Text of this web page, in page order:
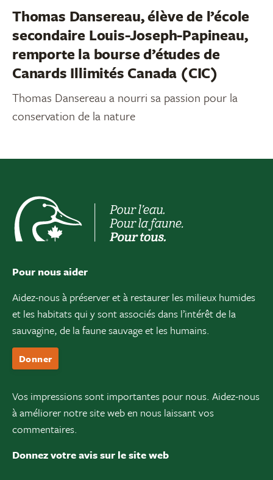
Thomas Dansereau, élève de l’école
secondaire Louis-Joseph-Papineau,
remporte la bourse d’études de
Canards Illimités Canada (CIC)
Thomas Dansereau a nourri sa passion pour la
conservation de la nature
Pour nous aider
Aidez-nous à préserver et à restaurer les milieux humides
et les habitats qui y sont associés dans l’intérêt de la
sauvagine, de la faune sauvage et les humains.
Donner
Vos impressions sont importantes pour nous. Aidez-nous
à améliorer notre site web en nous laissant vos
commentaires.
Donnez votre avis sur le site web